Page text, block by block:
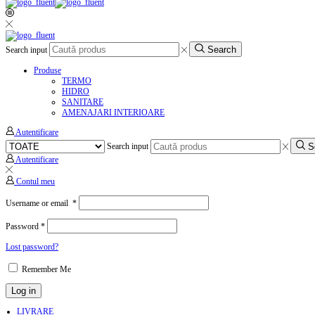
Search input Search
Produse
TERMO
HIDRO
SANITARE
AMENAJARI INTERIOARE
Autentificare
Search input
Autentificare
Contul meu
Username or email *
Password *
Lost password?
Remember Me
Log in
LIVRARE